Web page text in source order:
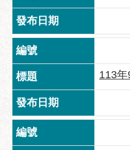
府
資
訊
公
開
優
良
事
蹟
113